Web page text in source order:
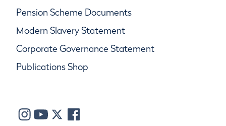
Pension Scheme Documents
Modern Slavery Statement
Corporate Governance Statement
Publications Shop